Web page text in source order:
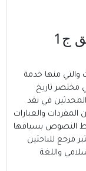
قيمة كتاب مختصر تاريخ دمشق ج1
والتي منها خدمة
مختصر تاريخ
في نقد
المفردات والعبارات
ربط النصوص بسياقها
مرجع للباحثين
واللغة